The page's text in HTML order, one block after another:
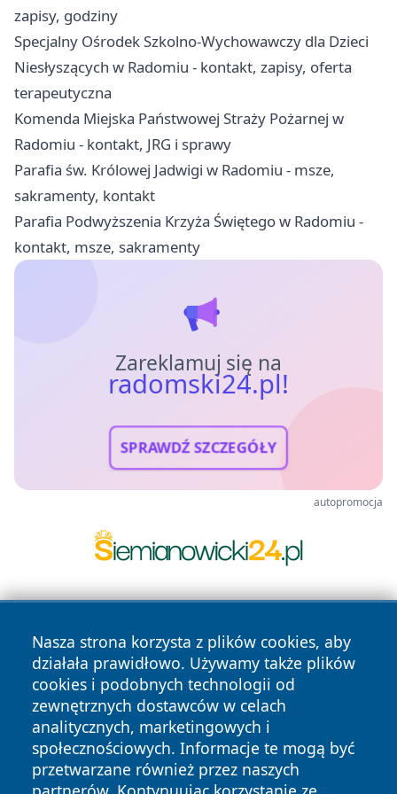
zapisy, godziny
Specjalny Ośrodek Szkolno-Wychowawczy dla Dzieci
Niesłyszących w Radomiu - kontakt, zapisy, oferta
terapeutyczna
Komenda Miejska Państwowej Straży Pożarnej w
Radomiu - kontakt, JRG i sprawy
Parafia św. Królowej Jadwigi w Radomiu - msze,
sakramenty, kontakt
Parafia Podwyższenia Krzyża Świętego w Radomiu -
kontakt, msze, sakramenty
Zareklamuj się na
radomski24.pl!
SPRAWDŹ SZCZEGÓŁY
autopromocja
Nasza strona korzysta z plików cookies, aby
działała prawidłowo. Używamy także plików
cookies i podobnych technologii od
zewnętrznych dostawców w celach
analitycznych, marketingowych i
społecznościowych. Informacje te mogą być
przetwarzane również przez naszych
Copyright © 2026 radomski24.pl Wszystkie prawa
zastrzeżone.